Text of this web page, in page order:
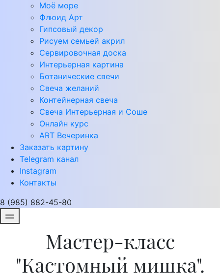
Моё море
Флюид Арт
Гипсовый декор
Рисуем семьей акрил
Сервировочная доска
Интерьерная картина
Ботанические свечи
Свеча желаний
Контейнерная свеча
Свеча Интерьерная и Соше
Онлайн курс
ART Вечеринка
Заказать картину
Telegram канал
Instagram
Контакты
8 (985) 882-45-80
Мастер-класс
"Кастомный мишка".